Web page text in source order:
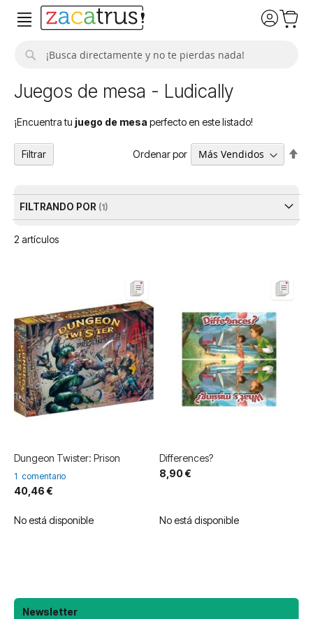
Juegos de mesa - Ludically
¡Encuentra tu juego de mesa perfecto en este listado!
2 artículos
Ordenar por
Dungeon Twister: Prison
1 comentario
40,46 €
No está disponible
Differences?
8,90 €
No está disponible
Filtrar
FILTRANDO POR
Newsletter